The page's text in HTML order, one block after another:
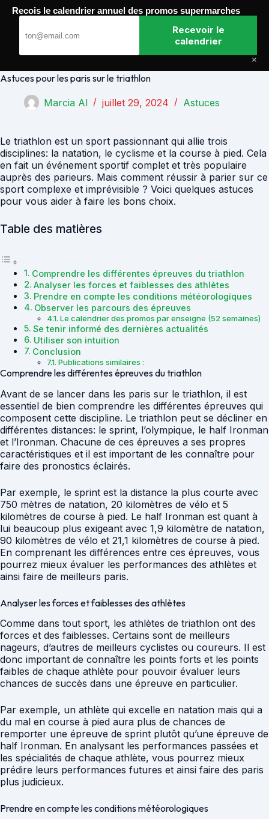
Passer
Astuces pour les paris sur le triathlon
Marcia Al juillet 29, 2024 Astuces
Le triathlon est un sport passionnant qui allie trois
disciplines: la natation, le cyclisme et la course à pied. Cela
en fait un événement sportif complet et très populaire
auprès des parieurs. Mais comment réussir à parier sur ce
sport complexe et imprévisible ? Voici quelques astuces
pour vous aider à faire les bons choix.
Table des matières
Comprendre les différentes épreuves du triathlon
Analyser les forces et faiblesses des athlètes
Prendre en compte les conditions météorologiques
Observer les parcours des épreuves
Le calendrier des promos par enseigne (52 semaines)
Se tenir informé des dernières actualités
Utiliser son intuition
Conclusion
Publications similaires :
Comprendre les différentes épreuves du triathlon
Avant de se lancer dans les paris sur le triathlon, il est
essentiel de bien comprendre les différentes épreuves qui
composent cette discipline. Le triathlon peut se décliner en
différentes distances: le sprint, l’olympique, le half Ironman
et l’Ironman. Chacune de ces épreuves a ses propres
caractéristiques et il est important de les connaître pour
faire des pronostics éclairés.
Par exemple, le sprint est la distance la plus courte avec
750 mètres de natation, 20 kilomètres de vélo et 5
kilomètres de course à pied. Le half Ironman est quant à
lui beaucoup plus exigeant avec 1,9 kilomètre de natation,
90 kilomètres de vélo et 21,1 kilomètres de course à pied.
En comprenant les différences entre ces épreuves, vous
pourrez mieux évaluer les performances des athlètes et
ainsi faire de meilleurs paris.
Analyser les forces et faiblesses des athlètes
Comme dans tout sport, les athlètes de triathlon ont des
forces et des faiblesses. Certains sont de meilleurs
nageurs, d’autres de meilleurs cyclistes ou coureurs. Il est
donc important de connaître les points forts et les points
faibles de chaque athlète pour pouvoir évaluer leurs
chances de succès dans une épreuve en particulier.
Par exemple, un athlète qui excelle en natation mais qui a
du mal en course à pied aura plus de chances de
remporter une épreuve de sprint plutôt qu’une épreuve de
half Ironman. En analysant les performances passées et
les spécialités de chaque athlète, vous pourrez mieux
prédire leurs performances futures et ainsi faire des paris
plus judicieux.
Prendre en compte les conditions météorologiques
Recois le calendrier annuel des promos supermarches
Recevoir le
calendrier
×